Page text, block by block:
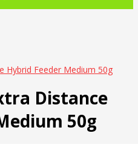
Hybrid Feeder Medium 50g
Distance
50g